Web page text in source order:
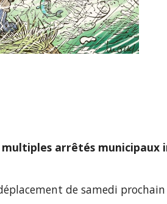
arrêtés
de samedi